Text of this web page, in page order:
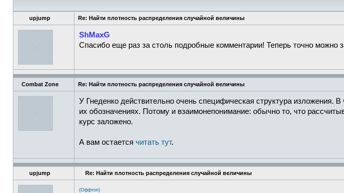
upjump Re: Найти плотность распределения случайной величины
ShMaxG
Спасибо еще раз за столь подробные комментарии! Теперь точно можно
Combat Zone Re: Найти плотность распределения случайной величины
У Гнеденко действительно очень специфическая структура изложения.
их обозначениях. Потому и взаимонепонимание: обычно то, что
курс заложено.
А вам остается читать тут.
upjump Re: Найти плотность распределения случайной величины
(Оффтоп)